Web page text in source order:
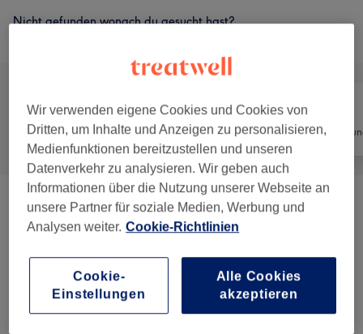
Nicht gefunden wonach du gesucht hast?
Alle Friseur
Damen - Haarschnitte & Stylings (8 ) ab 15 €
Strähnen (6)
Wir verwenden eigene Cookies und Cookies von
Dritten, um Inhalte und Anzeigen zu personalisieren,
Medienfunktionen bereitzustellen und unseren
Datenverkehr zu analysieren. Wir geben auch
Informationen über die Nutzung unserer Webseite an
unsere Partner für soziale Medien, Werbung und
Analysen weiter. Cookie-Richtlinien
Alle Cookies
akzeptieren
Cookie-
Einstellungen